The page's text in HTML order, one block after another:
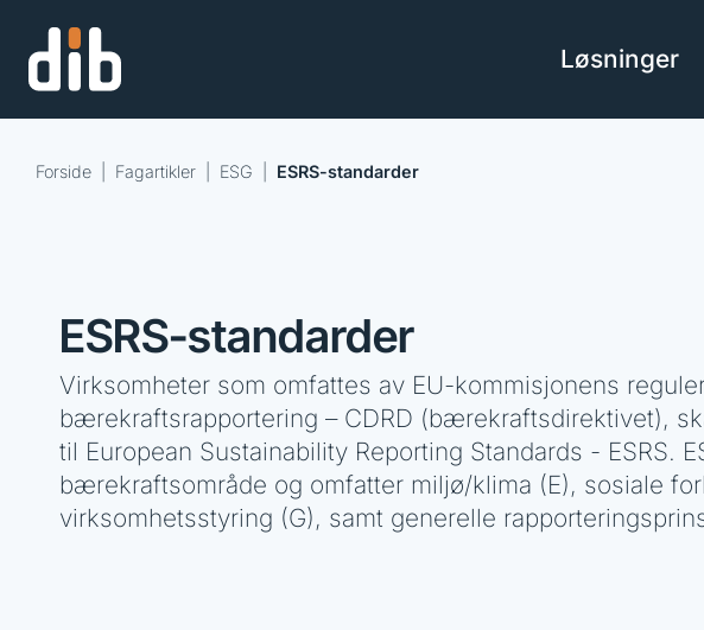
Løsninger
Forside Fagartikler ESG ESRS-standarder
ESRS-standarder
Virksomheter som omfattes av EU-kommisjonens
bærekraftsrapportering – CDRD (bærekraftsdirektivet),
til European Sustainability Reporting Standards - ESRS.
bærekraftsområde og omfatter miljø/klima (E), sosiale
virksomhetsstyring (G), samt generelle